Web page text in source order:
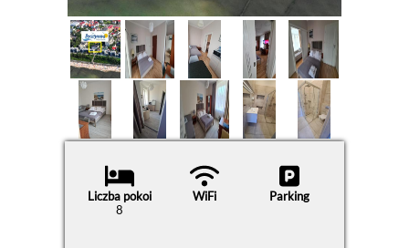
Liczba pokoi
8
WiFi Parking